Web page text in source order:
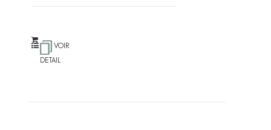
VOIR
DETAIL